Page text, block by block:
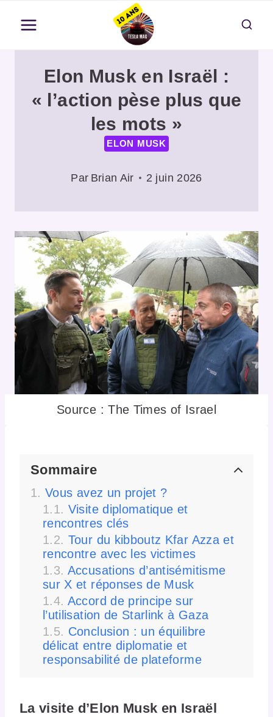
contenu
Elon Musk en Israël :
« l’action pèse plus que
les mots »
ELON MUSK
Par Brian Air 2 juin 2026
Source : The Times of Israel
Sommaire
Vous avez un projet ?
Visite diplomatique et
rencontres clés
Tour du kibboutz Kfar Azza et
rencontre avec les victimes
Accusations d’antisémitisme
sur X et réponses de Musk
Accord de principe sur
l’utilisation de Starlink à Gaza
Conclusion : un équilibre
délicat entre diplomatie et
responsabilité de plateforme
La visite d’Elon Musk en Israël